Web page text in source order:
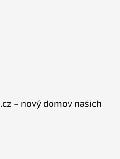
– nový domov našich